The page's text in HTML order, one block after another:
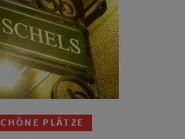
PLÄTZE